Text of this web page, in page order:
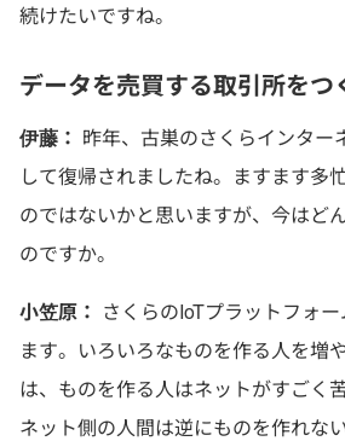
続けたいですね。
データを売買する取引所をつ
伊藤： 昨年、古巣のさくらインター
して復帰されましたね。ますます多
のではないかと思いますが、今はど
のですか。
小笠原： さくらのIoTプラットフォ
ます。いろいろなものを作る人を増
は、ものを作る人はネットがすごく
ネット側の人間は逆にものを作れな